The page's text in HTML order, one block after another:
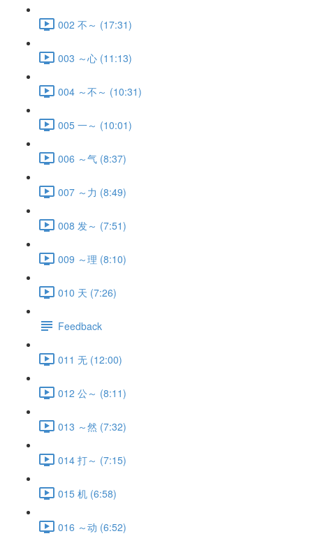
002 不～ (17:31)
003 ～心 (11:13)
004 ～不～ (10:31)
005 一～ (10:01)
006 ～气 (8:37)
007 ～力 (8:49)
008 发～ (7:51)
009 ～理 (8:10)
010 天 (7:26)
Feedback
011 无 (12:00)
012 公～ (8:11)
013 ～然 (7:32)
014 打～ (7:15)
015 机 (6:58)
016 ～动 (6:52)